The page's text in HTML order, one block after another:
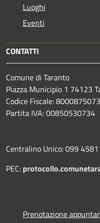
Luoghi
Eventi
CONTATTI
Comune di Taranto
Piazza Municipio 1 74123
Codice Fiscale:
Partita IVA: 00850530734
Centralino Unico: 099
PEC:
Prenotazione